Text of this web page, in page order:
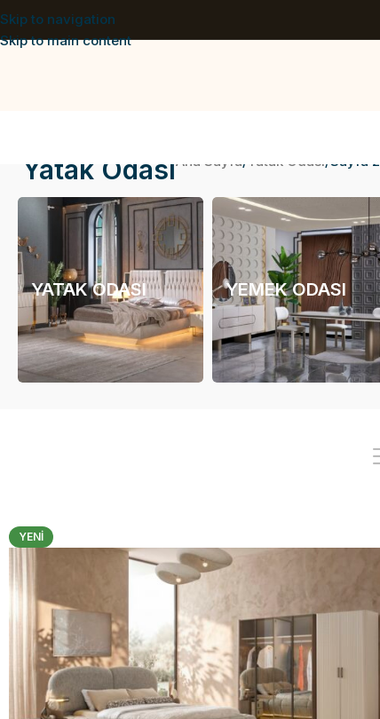
Skip to navigation
Skip to main content
Yatak OdasıAna Sayfa Yatak Odası Sayfa 2
YATAK ODASI YEMEK ODASI
YENI